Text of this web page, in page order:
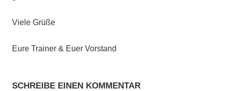
Viele Grüße
Eure Trainer & Euer Vorstand
SCHREIBE EINEN KOMMENTAR